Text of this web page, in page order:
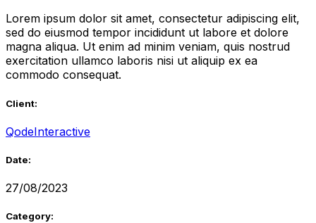
Lorem ipsum dolor sit amet, consectetur adipiscing elit,
sed do eiusmod tempor incididunt ut labore et dolore
magna aliqua. Ut enim ad minim veniam, quis nostrud
exercitation ullamco laboris nisi ut aliquip ex ea
commodo consequat.
Client:
QodeInteractive
Date:
27/08/2023
Category: